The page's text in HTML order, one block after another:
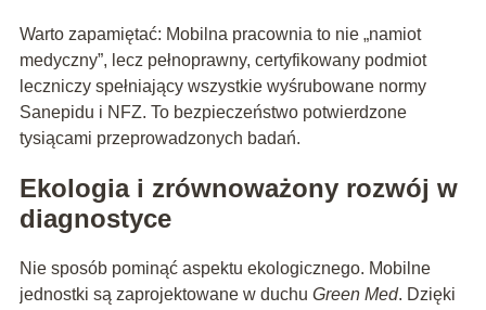
Warto zapamiętać: Mobilna pracownia to nie „namiot
medyczny”, lecz pełnoprawny, certyfikowany podmiot
leczniczy spełniający wszystkie wyśrubowane normy
Sanepidu i NFZ. To bezpieczeństwo potwierdzone
tysiącami przeprowadzonych badań.
Ekologia i zrównoważony rozwój w
diagnostyce
Nie sposób pominąć aspektu ekologicznego. Mobilne
jednostki są zaprojektowane w duchu Green Med. Dzięki